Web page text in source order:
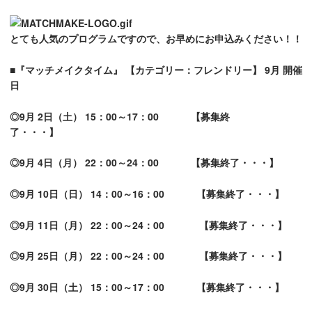
とても人気のプログラムですので、お早めにお申込みください！！
■『マッチメイクタイム』 【カテゴリー：フレンドリー】 9月 開催
日
◎9月 2日（土） 15：00～17：00 【募集終
了・・・】
◎9月 4日（月） 22：00～24：00 【募集終了・・・】
◎9月 10日（日） 14：00～16：00 【募集終了・・・】
◎9月 11日（月） 22：00～24：00 【募集終了・・・】
◎9月 25日（月） 22：00～24：00 【募集終了・・・】
◎9月 30日（土） 15：00～17：00 【募集終了・・・】